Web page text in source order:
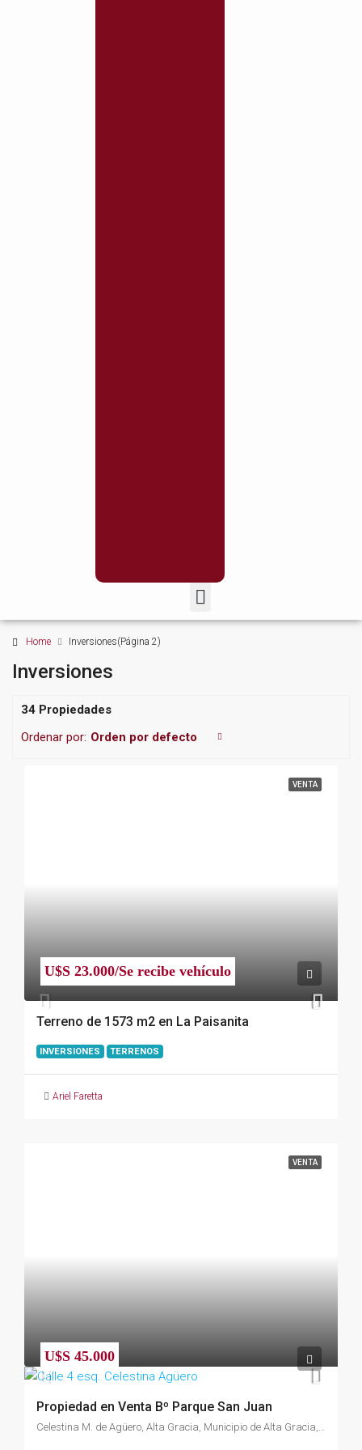
Home Inversiones(Página 2)
Inversiones
34 Propiedades
Ordenar por: Orden por defecto
VENTA
U$S 23.000/Se recibe vehículo
Terreno de 1573 m2 en La Paisanita
INVERSIONES TERRENOS
Ariel Faretta
VENTA
U$S 45.000
Propiedad en Venta Bº Parque San Juan